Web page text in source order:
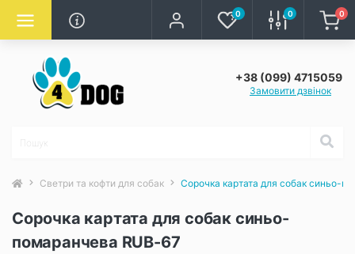
0 0 0
+38 (099) 4715059
Замовити дзвінок
Светри та кофти для собак Сорочка картата для собак синьо-
Сорочка картата для собак синьо-
помаранчева RUB-67